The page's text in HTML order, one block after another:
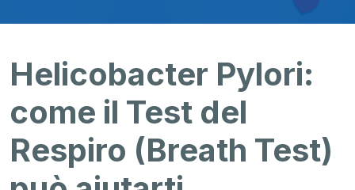
Helicobacter Pylori:
come il Test del
Respiro (Breath Test)